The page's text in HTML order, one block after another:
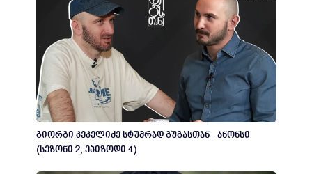
გიორგი კეკელიძე სტუმრად გუგასთან - ანონსი
(სეზონი 2, ეპიზოდი 4)